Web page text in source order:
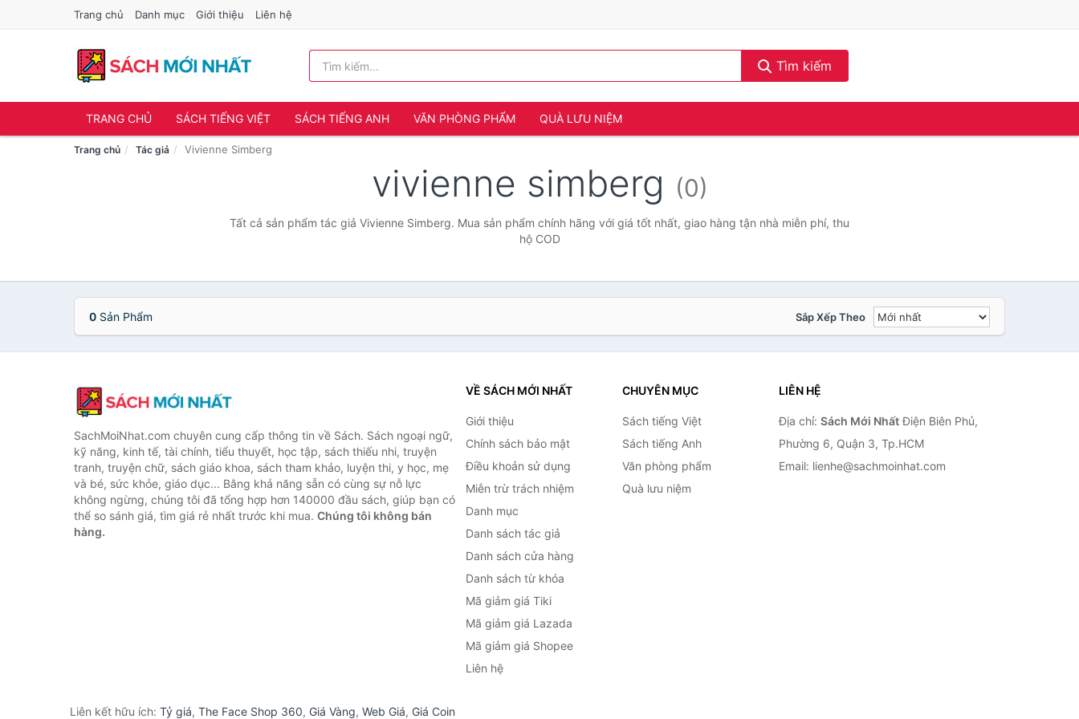
Trang chủ Danh mục Giới thiệu Liên hệ
Tìm kiếm
TRANG CHỦ SÁCH TIẾNG VIỆT SÁCH TIẾNG ANH VĂN PHÒNG PHẨM QUÀ LƯU NIỆM
Trang chủ Tác giả Vivienne Simberg
vivienne simberg (0)
Tất cả sản phẩm tác giả Vivienne Simberg. Mua sản phẩm chính hãng với giá tốt nhất, giao hàng tận nhà miễn phí, thu
hộ COD
0 Sản Phẩm Sắp Xếp Theo
SachMoiNhat.com chuyên cung cấp thông tin về Sách. Sách ngoại ngữ,
kỹ năng, kinh tế, tài chính, tiểu thuyết, học tập, sách thiếu nhi, truyện
tranh, truyện chữ, sách giáo khoa, sách tham khảo, luyện thi, y học, mẹ
và bé, sức khỏe, giáo dục... Bằng khả năng sẵn có cùng sự nỗ lực
không ngừng, chúng tôi đã tổng hợp hơn 140000 đầu sách, giúp bạn có
thể so sánh giá, tìm giá rẻ nhất trước khi mua. Chúng tôi không bán
hàng.
VỀ SÁCH MỚI NHẤT
Giới thiệu
Chính sách bảo mật
Điều khoản sử dụng
Miễn trừ trách nhiệm
Danh mục
Danh sách tác giả
Danh sách cửa hàng
Danh sách từ khóa
Mã giảm giá Tiki
Mã giảm giá Lazada
Mã giảm giá Shopee
Liên hệ
CHUYÊN MỤC
Sách tiếng Việt
Sách tiếng Anh
Văn phòng phẩm
Quà lưu niệm
LIÊN HỆ
Địa chỉ: Sách Mới NhấtĐiện Biên Phủ,
Phường 6, Quận 3, Tp.HCM
Email: lienhe@sachmoinhat.com
Liên kết hữu ích: Tỷ giá, The Face Shop 360, Giá Vàng, Web Giá, Giá Coin